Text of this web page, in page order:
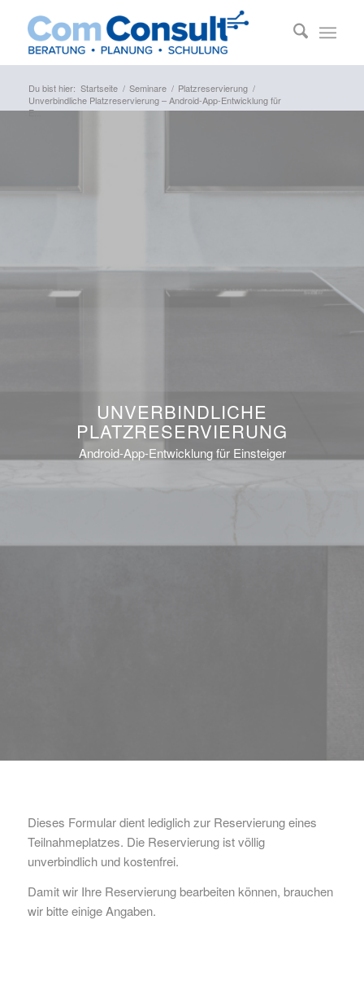
Du bist hier: Startseite / Seminare / Platzreservierung /
Unverbindliche Platzreservierung – Android-App-Entwicklung für
E...
UNVERBINDLICHE
PLATZRESERVIERUNG
Android-App-Entwicklung für Einsteiger
Dieses Formular dient lediglich zur Reservierung eines
Teilnahmeplatzes. Die Reservierung ist völlig
unverbindlich und kostenfrei.
Damit wir Ihre Reservierung bearbeiten können, brauchen
wir bitte einige Angaben.